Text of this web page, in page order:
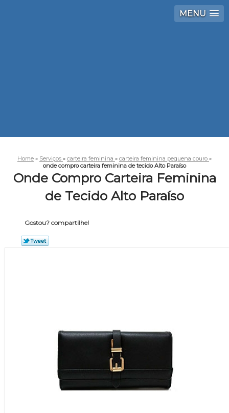
MENU
Home » Serviços » carteira feminina » carteira feminina pequena couro »
onde compro carteira feminina de tecido Alto Paraíso
Onde Compro Carteira Feminina
de Tecido Alto Paraíso
Gostou? compartilhe!